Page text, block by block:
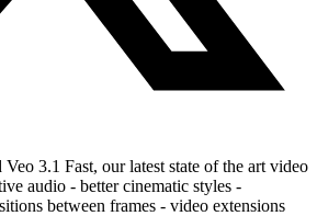
3.1 Fast, our latest state of the art video
audio - better cinematic styles -
between frames - video extensions